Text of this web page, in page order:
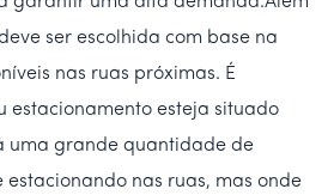
ser escolhida com base na
nas ruas próximas. É
estacionamento esteja situado
uma grande quantidade de
estacionando nas ruas, mas onde